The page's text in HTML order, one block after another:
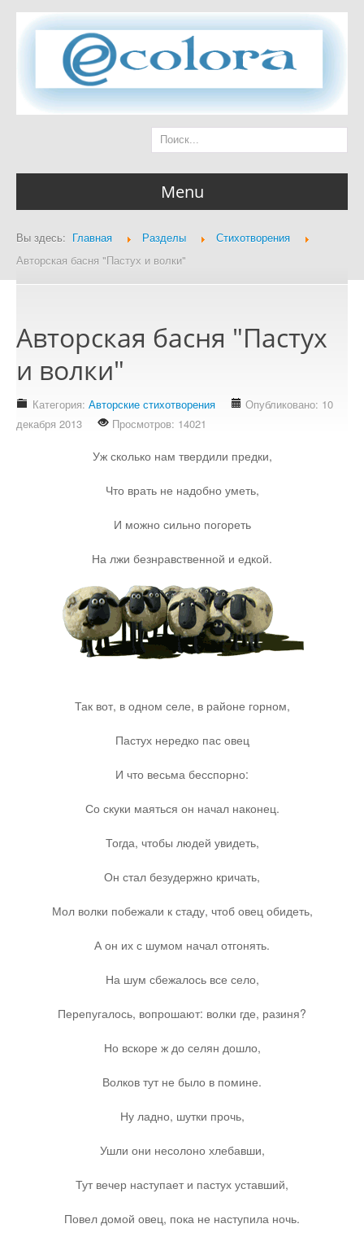
Menu
Главная страница
Разделы
Стихотворения
Детям
Кулинария
Вы здесь: Главная Разделы
Стихотворения
Авторская басня "Пастух и волки"
Авторская басня "Пастух
и волки"
Категория: Авторские стихотворения
Опубликовано: 10
декабря 2013
Просмотров: 14021
Уж сколько нам твердили предки,
Что врать не надобно уметь,
И можно сильно погореть
На лжи безнравственной и едкой.
Так вот, в одном селе, в районе горном,
Пастух нередко пас овец
И что весьма бесспорно:
Со скуки маяться он начал наконец.
Тогда, чтобы людей увидеть,
Он стал безудержно кричать,
Мол волки побежали к стаду, чтоб овец обидеть,
А он их с шумом начал отгонять.
На шум сбежалось все село,
Перепугалось, вопрошают: волки где, разиня?
Но вскоре ж до селян дошло,
Волков тут не было в помине.
Ну ладно, шутки прочь,
Ушли они несолоно хлебавши,
Тут вечер наступает и пастух уставший,
Повел домой овец, пока не наступила ночь.